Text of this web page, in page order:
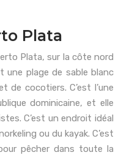
Plata
Plata, sur la côte nord
une plage de sable blanc
de cocotiers. C’est l’une
dominicaine, et elle
C’est un endroit idéal
ou du kayak. C’est
pêcher dans toute la